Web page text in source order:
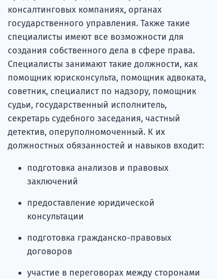
консалтинговых компаниях, органах
государственного управления. Также такие
специалисты имеют все возможности для
создания собственного дела в сфере права.
Специалисты занимают такие должности, как
помощник юрисконсульта, помощник адвоката,
советник, специалист по надзору, помощник
судьи, государственный исполнитель,
секретарь судебного заседания, частный
детектив, оперуполномоченный. К их
должностных обязанностей и навыков входит:
подготовка анализов и правовых
заключений
предоставление юридической
консультации
подготовка гражданско-правовых
договоров
участие в переговорах между сторонами